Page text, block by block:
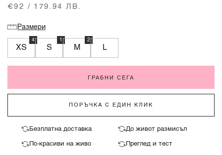
€92 / 179.94 ЛВ.
Размери
XS
4
S
1
M
2
L
ГРАБНИ СЕГА
ПОРЪЧКА С ЕДИН КЛИК
Безплатна доставка До живот размисъл
По-красиви на живо Преглед и тест